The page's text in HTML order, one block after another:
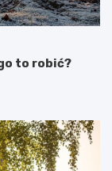
to robić?